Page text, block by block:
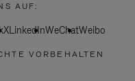
AUF:
XLinkedInWeChatWeibo
VORBEHALTEN